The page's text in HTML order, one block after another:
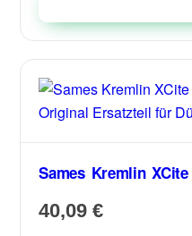
Sames Kremlin XCite
40,09€